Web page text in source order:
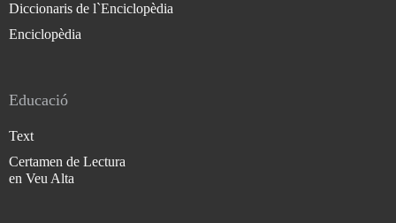
Diccionaris de l`Enciclopèdia
Enciclopèdia
Educació
Text
Certamen de Lectura
en Veu Alta